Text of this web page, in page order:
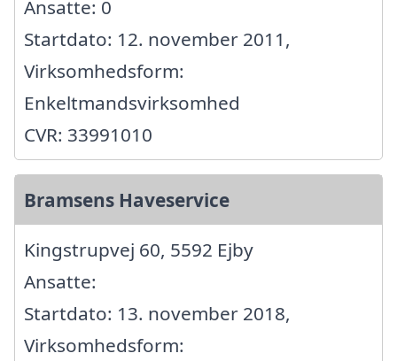
Ansatte: 0
Startdato: 12. november 2011,
Virksomhedsform:
Enkeltmandsvirksomhed
CVR: 33991010
Bramsens Haveservice
Kingstrupvej 60, 5592 Ejby
Ansatte:
Startdato: 13. november 2018,
Virksomhedsform: